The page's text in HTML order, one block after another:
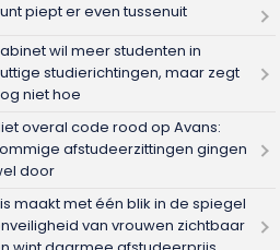
piept er even tussenuit
wil meer studenten in
studierichtingen, maar zegt
niet hoe
overal code rood op Avans:
afstudeerzittingen gingen
door
maakt met één blik in de spiegel
van vrouwen zichtbaar